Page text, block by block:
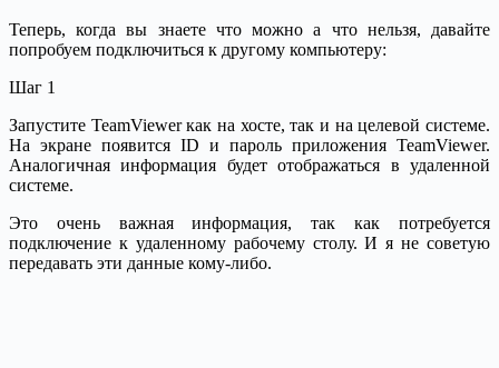
Теперь, когда вы знаете что можно а что нельзя, давайте
попробуем подключиться к другому компьютеру:
Шаг 1
Запустите TeamViewer как на хосте, так и на целевой системе.
На экране появится ID и пароль приложения TeamViewer.
Аналогичная информация будет отображаться в удаленной
системе.
Это очень важная информация, так как потребуется
подключение к удаленному рабочему столу. И я не советую
передавать эти данные кому-либо.